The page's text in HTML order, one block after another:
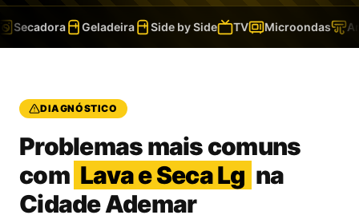
Secadora Geladeira Side by Side TV Microondas Ar-
DIAGNÓSTICO
Problemas mais comuns
com Lava e Seca Lg na
Cidade Ademar